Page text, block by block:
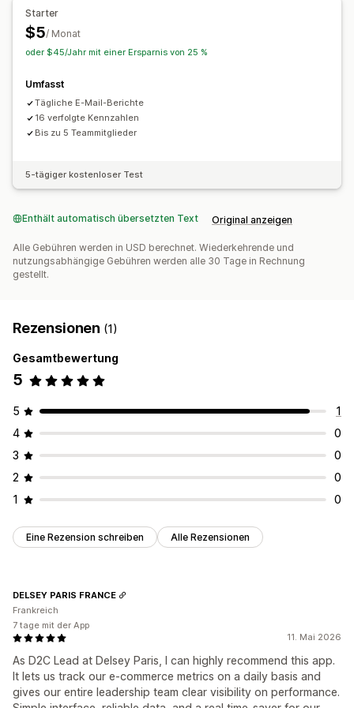
Bildmaterial und Berichte
Datenexport
Starter
$5/ Monat
oder $45/Jahr mit einer Ersparnis von 25 %
Umfasst
Tägliche E-Mail-Berichte
16 verfolgte Kennzahlen
Bis zu 5 Teammitglieder
5-tägiger kostenloser Test
Enthält automatisch übersetzten Text Original anzeigen
Alle Gebühren werden in USD berechnet. Wiederkehrende und
nutzungsabhängige Gebühren werden alle 30 Tage in Rechnung
gestellt.
Rezensionen (1)
Gesamtbewertung
5
5
1
4
0
3
0
2
0
1
0
Eine Rezension schreiben Alle Rezensionen
11. Mai 2026
As D2C Lead at Delsey Paris, I can highly recommend this app.
It lets us track our e-commerce metrics on a daily basis and
gives our entire leadership team clear visibility on performance.
DELSEY PARIS FRANCE
Frankreich
7 tage mit der App